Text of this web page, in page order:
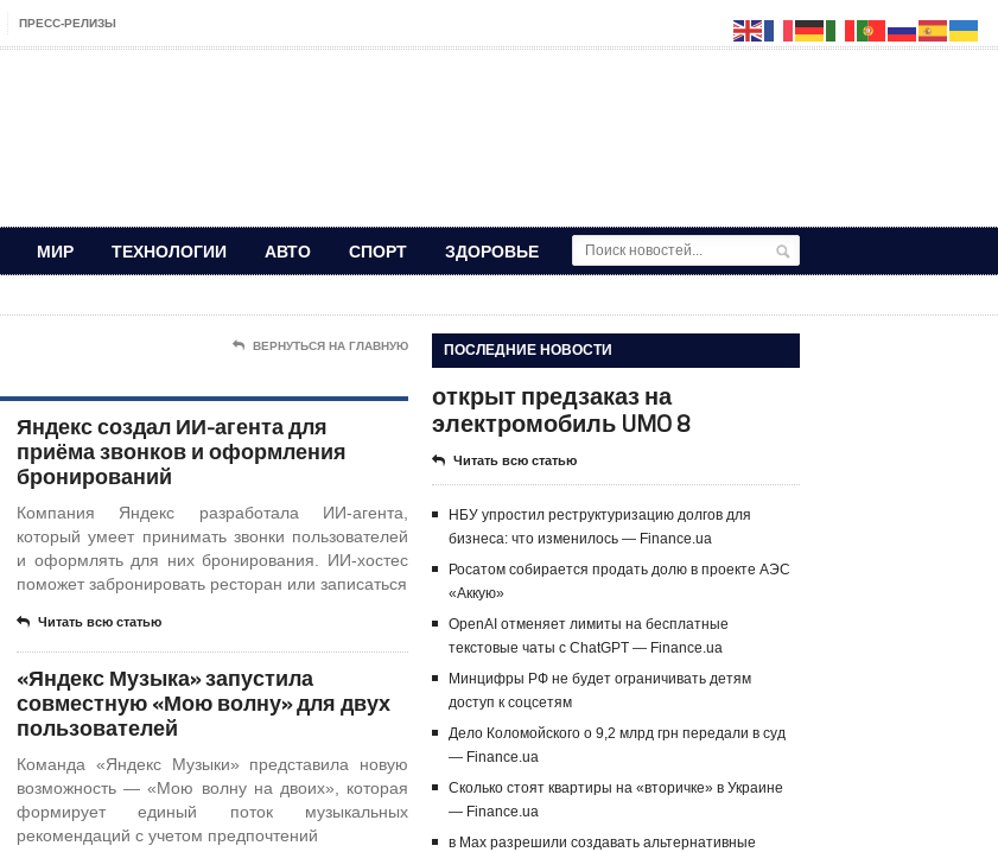
ПРЕСС-РЕЛИЗЫ
МИР ТЕХНОЛОГИИ АВТО СПОРТ ЗДОРОВЬЕ
ВЕРНУТЬСЯ НА ГЛАВНУЮ
Яндекс создал ИИ-агента для
приёма звонков и оформления
бронирований
Компания Яндекс разработала ИИ-агента,
который умеет принимать звонки пользователей
и оформлять для них бронирования. ИИ-хостес
поможет забронировать ресторан или записаться
Читать всю статью
«Яндекс Музыка» запустила
совместную «Мою волну» для двух
пользователей
Команда «Яндекс Музыки» представила новую
возможность — «Мою волну на двоих», которая
формирует единый поток музыкальных
рекомендаций с учетом предпочтений
ПОСЛЕДНИЕ НОВОСТИ
открыт предзаказ на
электромобиль UMO 8
Читать всю статью
НБУ упростил реструктуризацию долгов для
бизнеса: что изменилось — Finance.ua
Росатом собирается продать долю в проекте АЭС
«Аккую»
OpenAI отменяет лимиты на бесплатные
текстовые чаты с ChatGPT — Finance.ua
Минцифры РФ не будет ограничивать детям
доступ к соцсетям
Дело Коломойского о 9,2 млрд грн передали в суд
— Finance.ua
Сколько стоят квартиры на «вторичке» в Украине
— Finance.ua
в Max разрешили создавать альтернативные